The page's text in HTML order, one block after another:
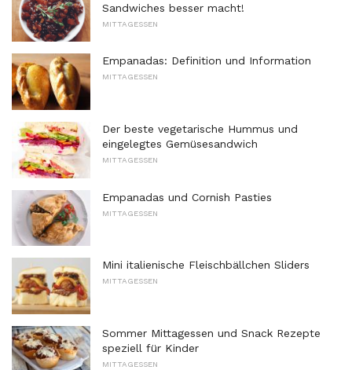
Sandwiches besser macht!
MITTAGESSEN
Empanadas: Definition und Information
MITTAGESSEN
Der beste vegetarische Hummus und
eingelegtes Gemüsesandwich
MITTAGESSEN
Empanadas und Cornish Pasties
MITTAGESSEN
Mini italienische Fleischbällchen Sliders
MITTAGESSEN
Sommer Mittagessen und Snack Rezepte
speziell für Kinder
MITTAGESSEN